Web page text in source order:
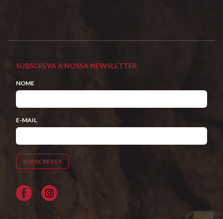
SUBSCREVA A NOSSA NEWSLETTER
NOME
E-MAIL
Facebook